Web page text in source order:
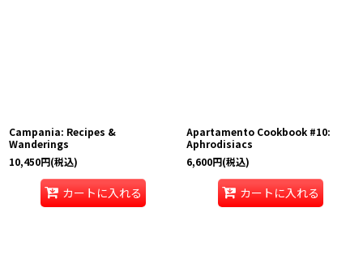
Campania: Recipes &
Wanderings
10,450円(税込)
カートに入れる
Apartamento Cookbook #10:
Aphrodisiacs
6,600円(税込)
カートに入れる